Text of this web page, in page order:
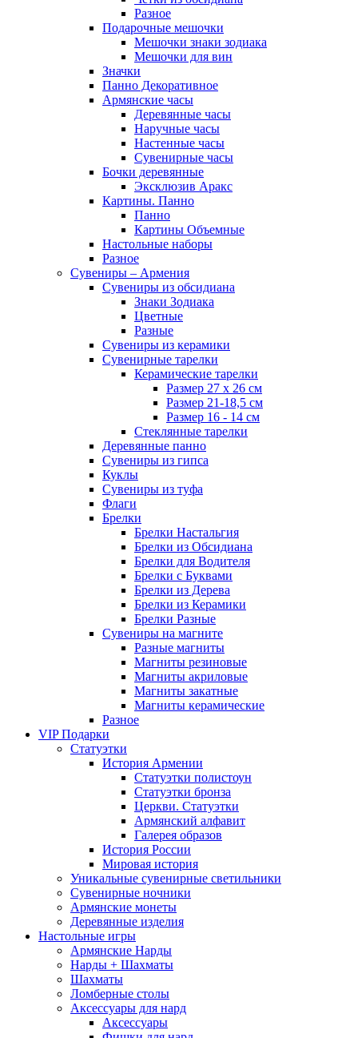
Разное
Подарочные мешочки
Мешочки знаки зодиака
Мешочки для вин
Значки
Панно Декоративное
Армянские часы
Деревянные часы
Наручные часы
Настенные часы
Сувенирные часы
Бочки деревянные
Эксклюзив Аракс
Картины. Панно
Панно
Картины Объемные
Настольные наборы
Разное
Сувениры – Армения
Сувениры из обсидиана
Знаки Зодиака
Цветные
Разные
Сувениры из керамики
Сувенирные тарелки
Керамические тарелки
Размер 27 х 26 см
Размер 21-18,5 см
Размер 16 - 14 см
Стеклянные тарелки
Деревянные панно
Сувениры из гипса
Куклы
Сувениры из туфа
Флаги
Брелки
Брелки Настальгия
Брелки из Обсидиана
Брелки для Водителя
Брелки с Буквами
Брелки из Дерева
Брелки из Керамики
Брелки Разные
Сувениры на магните
Разные магниты
Магниты резиновые
Магниты акриловые
Магниты закатные
Магниты керамические
Разное
VIP Подарки
Статуэтки
История Армении
Статуэтки полистоун
Статуэтки бронза
Церкви. Статуэтки
Армянский алфавит
Галерея образов
История России
Мировая история
Уникальные сувенирные светильники
Сувенирные ночники
Армянские монеты
Деревянные изделия
Настольные игры
Армянские Нарды
Нарды + Шахматы
Шахматы
Ломберные столы
Аксессуары для нард
Аксессуары